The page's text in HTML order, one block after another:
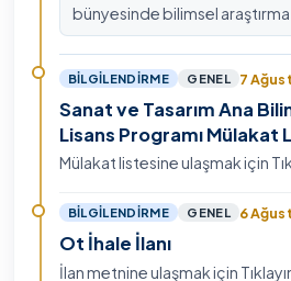
bünyesinde bilimsel
kültürünü güçlendirmek,
mekanizmala…
BILGILENDIRME GENEL 7
Sanat ve Tasarım Ana
Lisans Programı Mülakat
Mülakat listesine ulaşmak için
BILGILENDIRME GENEL 6
Ot İhale İlanı
İlan metnine ulaşmak için